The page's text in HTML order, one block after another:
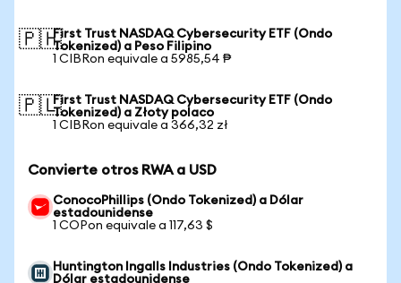
🇵🇭First Trust NASDAQ Cybersecurity ETF (Ondo
Tokenized) a Peso Filipino
1 CIBRon equivale a 5985,54 ₱
🇵🇱First Trust NASDAQ Cybersecurity ETF (Ondo
Tokenized) a Złoty polaco
1 CIBRon equivale a 366,32 zł
Convierte otros RWA a USD
ConocoPhillips (Ondo Tokenized) a Dólar
estadounidense
1 COPon equivale a 117,63 $
Huntington Ingalls Industries (Ondo Tokenized) a
Dólar estadounidense